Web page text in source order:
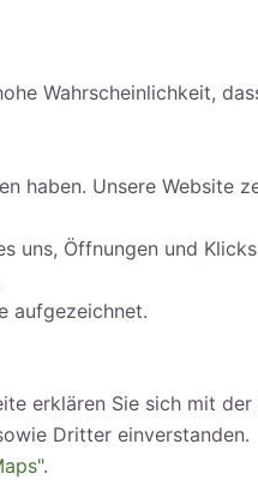
Wahrscheinlichkeit,
haben. Unsere Website
uns, Öffnungen und
aufgezeichnet.
erklären Sie sich mit der
Dritter einverstanden.
.